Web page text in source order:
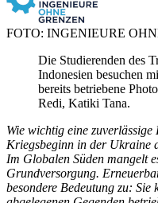
FOTO: INGENIEURE
Die Studierenden des
Indonesien besuchen
bereits betriebene
Redi, Katiki Tana.
Wie wichtig eine
Kriegsbeginn in der Ukraine
Im Globalen Süden mangelt
Grundversorgung.
besondere Bedeutung zu: